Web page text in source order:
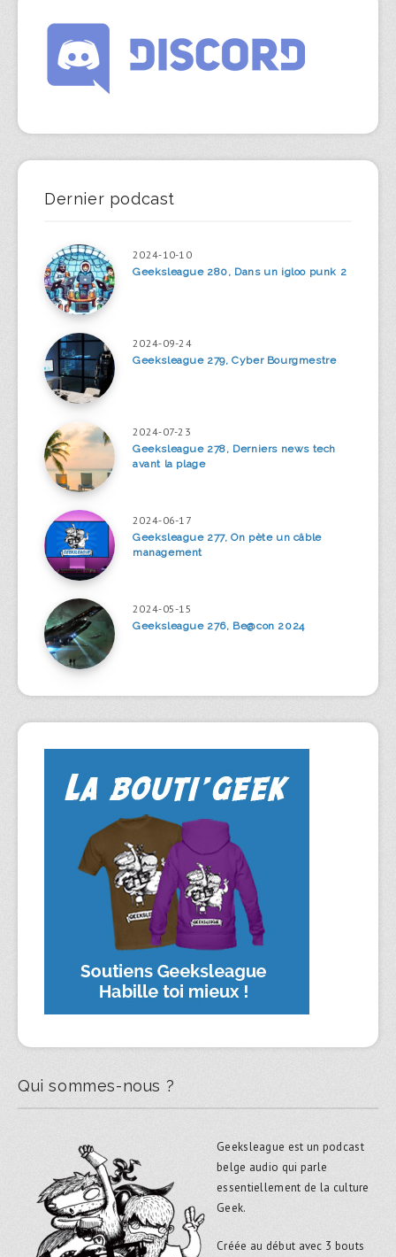
Dernier podcast
2024-10-10
Geeksleague 280, Dans un igloo punk 2
2024-09-24
Geeksleague 279, Cyber Bourgmestre
2024-07-23
Geeksleague 278, Derniers news tech
avant la plage
2024-06-17
Geeksleague 277, On pète un câble
management
2024-05-15
Geeksleague 276, Be@con 2024
Qui sommes-nous ?
Geeksleague est un podcast
belge audio qui parle
essentiellement de la culture
Geek.
Créée au début avec 3 bouts